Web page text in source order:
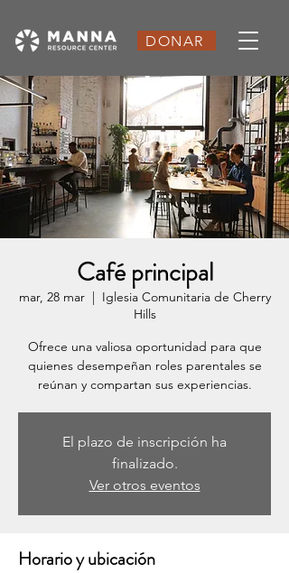
DONAR
Café principal
mar, 28 mar
  |
Iglesia Comunitaria de Cherry
Hills
Ofrece una valiosa oportunidad para que
quienes desempeñan roles parentales se
reúnan y compartan sus experiencias.
El plazo de inscripción ha
finalizado.
Ver otros eventos
Horario y ubicación